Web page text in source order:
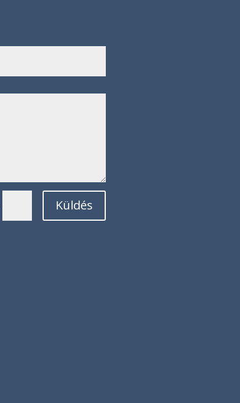
Küldés